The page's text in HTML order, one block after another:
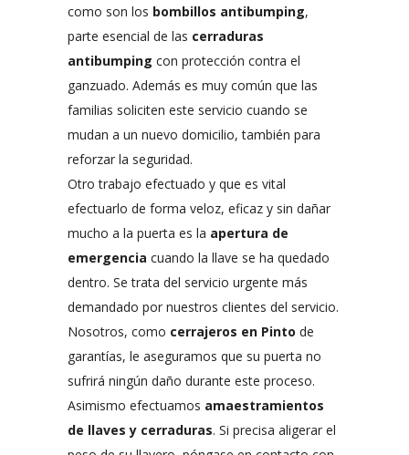
como son los bombillos antibumping,
parte esencial de las cerraduras
antibumping con protección contra el
ganzuado. Además es muy común que las
familias soliciten este servicio cuando se
mudan a un nuevo domicilio, también para
reforzar la seguridad.
Otro trabajo efectuado y que es vital
efectuarlo de forma veloz, eficaz y sin dañar
mucho a la puerta es la apertura de
emergencia cuando la llave se ha quedado
dentro. Se trata del servicio urgente más
demandado por nuestros clientes del servicio.
Nosotros, como cerrajeros en Pinto de
garantías, le aseguramos que su puerta no
sufrirá ningún daño durante este proceso.
Asimismo efectuamos amaestramientos
de llaves y cerraduras. Si precisa aligerar el